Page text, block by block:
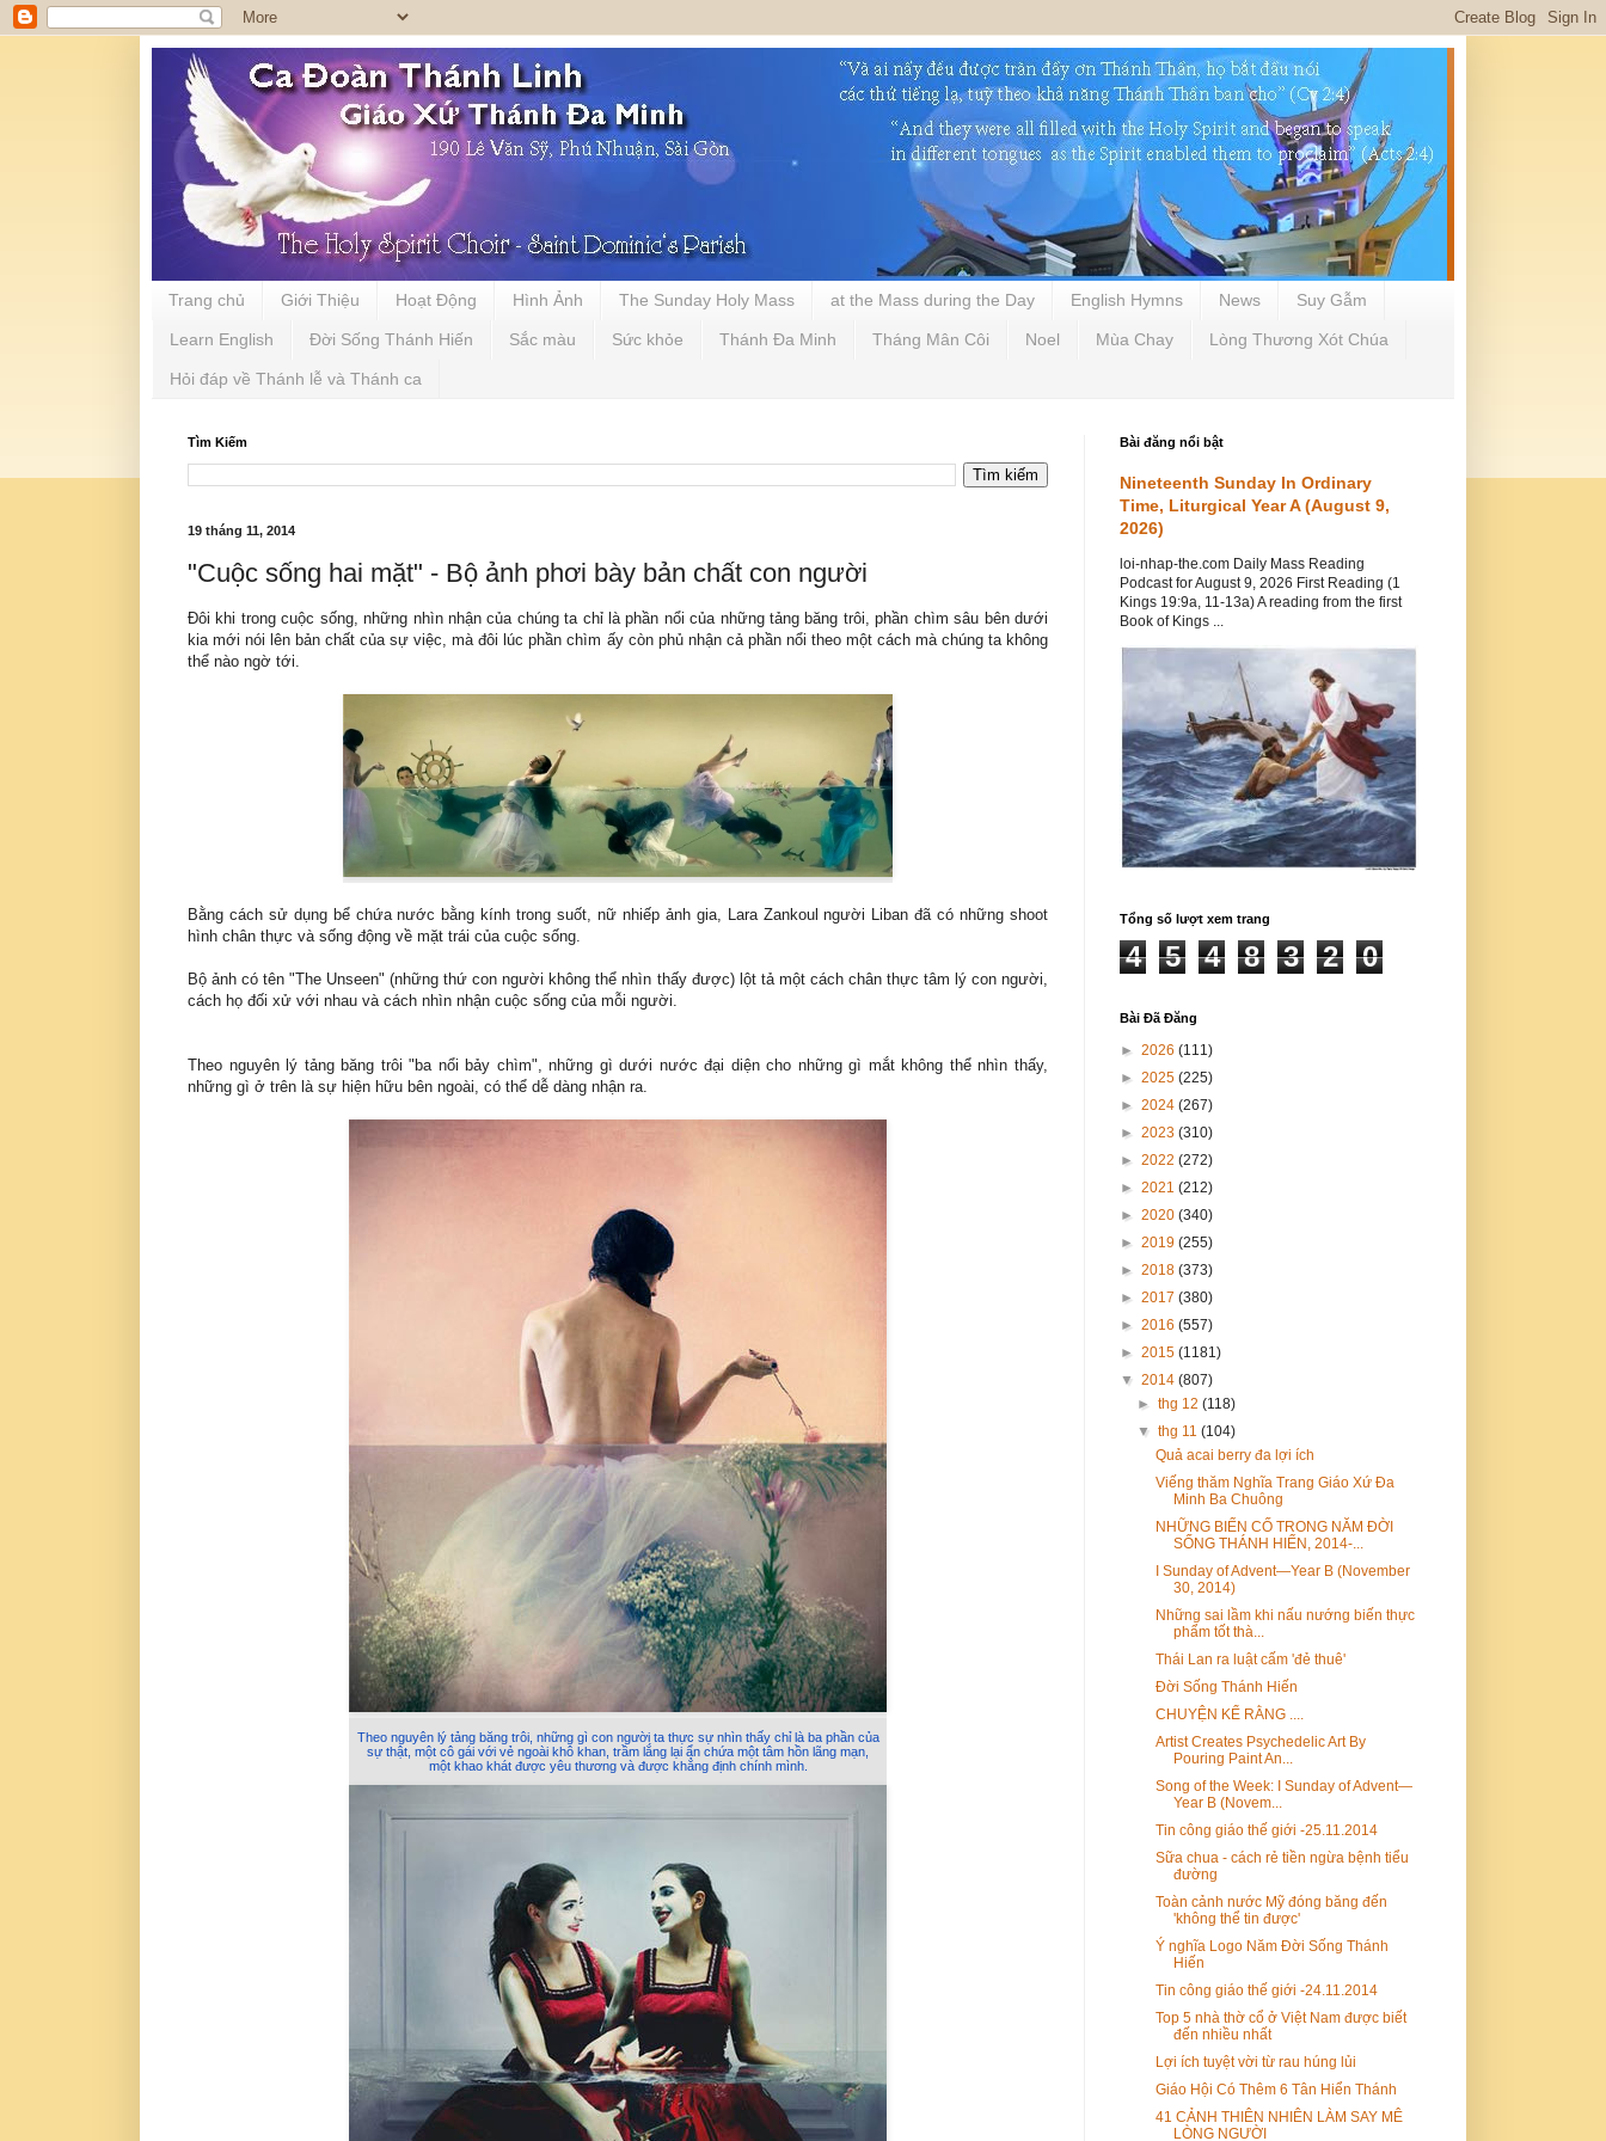
Trang chủ Giới Thiệu Hoạt Động Hình Ảnh The Sunday Holy Mass at the Mass during the Day English Hymns News Suy Gẫm
Learn English Đời Sống Thánh Hiến Sắc màu Sức khỏe Thánh Đa Minh Tháng Mân Côi Noel Mùa Chay Lòng Thương Xót Chúa
Hỏi đáp về Thánh lễ và Thánh ca
Tìm Kiếm
19 tháng 11, 2014
"Cuộc sống hai mặt" - Bộ ảnh phơi bày bản chất con người
Đôi khi trong cuộc sống, những nhìn nhận của chúng ta chỉ là phần nổi của những tảng băng trôi, phần chìm sâu bên dưới
kia mới nói lên bản chất của sự việc, mà đôi lúc phần chìm ấy còn phủ nhận cả phần nổi theo một cách mà chúng ta không
thể nào ngờ tới.
Bằng cách sử dụng bể chứa nước bằng kính trong suốt, nữ nhiếp ảnh gia, Lara Zankoul người Liban đã có những shoot
hình chân thực và sống động về mặt trái của cuộc sống.
Bộ ảnh có tên "The Unseen" (những thứ con người không thể nhìn thấy được) lột tả một cách chân thực tâm lý con người,
cách họ đối xử với nhau và cách nhìn nhận cuộc sống của mỗi người.
Theo nguyên lý tảng băng trôi "ba nổi bảy chìm", những gì dưới nước đại diện cho những gì mắt không thể nhìn thấy,
những gì ở trên là sự hiện hữu bên ngoài, có thể dễ dàng nhận ra.
Theo nguyên lý tảng băng trôi, những gì con người ta thực sự nhìn thấy chỉ là ba phần của
sự thật, một cô gái với vẻ ngoài khô khan, trầm lắng lại ẩn chứa một tâm hồn lãng mạn,
một khao khát được yêu thương và được khẳng định chính mình.
Bài đăng nổi bật
Nineteenth Sunday In Ordinary
Time, Liturgical Year A (August 9,
2026)
loi-nhap-the.com Daily Mass Reading
Podcast for August 9, 2026 First Reading (1
Kings 19:9a, 11-13a) A reading from the first
Book of Kings ...
Tổng số lượt xem trang
4 5 4 8 3 2 0
Bài Đã Đăng
► 2026 (111)
► 2025 (225)
► 2024 (267)
► 2023 (310)
► 2022 (272)
► 2021 (212)
► 2020 (340)
► 2019 (255)
► 2018 (373)
► 2017 (380)
► 2016 (557)
► 2015 (1181)
▼ 2014 (807)
►thg 12(118)
▼thg 11(104)
Quả acai berry đa lợi ích
Viếng thăm Nghĩa Trang Giáo Xứ Đa
Minh Ba Chuông
NHỮNG BIẾN CỐ TRONG NĂM ĐỜI
SỐNG THÁNH HIẾN, 2014-...
I Sunday of Advent—Year B (November
30, 2014)
Những sai lầm khi nấu nướng biến thực
phẩm tốt thà...
Thái Lan ra luật cấm 'đẻ thuê'
Đời Sống Thánh Hiến
CHUYỆN KỂ RẰNG ....
Artist Creates Psychedelic Art By
Pouring Paint An...
Song of the Week: I Sunday of Advent—
Year B (Novem...
Tin công giáo thế giới -25.11.2014
Sữa chua - cách rẻ tiền ngừa bệnh tiểu
đường
Toàn cảnh nước Mỹ đóng băng đến
'không thể tin được'
Ý nghĩa Logo Năm Đời Sống Thánh
Hiến
Tin công giáo thế giới -24.11.2014
Top 5 nhà thờ cổ ở Việt Nam được biết
đến nhiều nhất
Lợi ích tuyệt vời từ rau húng lủi
Giáo Hội Có Thêm 6 Tân Hiển Thánh
41 CẢNH THIÊN NHIÊN LÀM SAY MÊ
LÒNG NGƯỜI